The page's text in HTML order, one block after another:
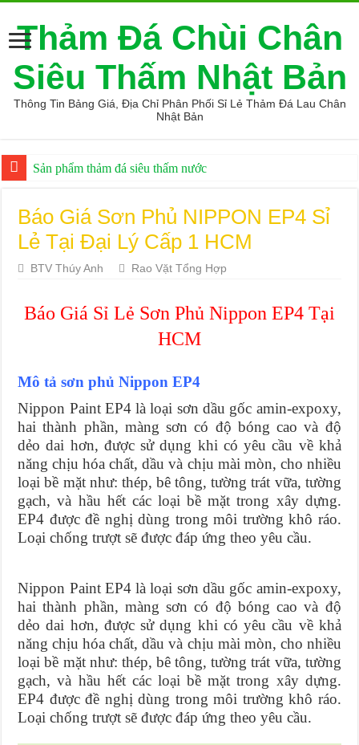
Thảm Đá Chùi Chân
Siêu Thấm Nhật Bản
Thông Tin Bảng Giá, Địa Chỉ Phân Phối Sỉ Lẻ Thảm Đá Lau Chân
Nhật Bản
Sản phẩm thảm đá siêu thấm nước
Top 9 Tiệm vàng uy tín và chất lượng nhất Hải Phòng
Giá thảm đá hàn quốc giá sỉ
Top 9 Mẹo mua hàng online an toàn
Các sản phẩm máy lọc nước 3 vòi tốt được tin dùng
thảm đá xịn đến từ nhật bản giá tốt
Cung cấp thảm đá chùi chân loại tốt
Ở đâu bán thảm đá hút nước loại tốt
Báo Giá Sơn Phủ NIPPON EP4 Sỉ
Lẻ Tại Đại Lý Cấp 1 HCM
BTV Thúy Anh Rao Vặt Tổng Hợp
Báo Giá Sỉ Lẻ Sơn Phủ Nippon EP4 Tại
HCM
Mô tả sơn phủ Nippon EP4
Nippon Paint EP4 là loại sơn dầu gốc amin-expoxy,
hai thành phần, màng sơn có độ bóng cao và độ
dẻo dai hơn, được sử dụng khi có yêu cầu về khả
năng chịu hóa chất, dầu và chịu mài mòn, cho nhiều
loại bề mặt như: thép, bê tông, tường trát vữa, tường
gạch, và hầu hết các loại bề mặt trong xây dựng.
EP4 được đề nghị dùng trong môi trường khô ráo.
Loại chống trượt sẽ được đáp ứng theo yêu cầu.
Nippon Paint EP4 là loại sơn dầu gốc amin-expoxy,
hai thành phần, màng sơn có độ bóng cao và độ
dẻo dai hơn, được sử dụng khi có yêu cầu về khả
năng chịu hóa chất, dầu và chịu mài mòn, cho nhiều
loại bề mặt như: thép, bê tông, tường trát vữa, tường
gạch, và hầu hết các loại bề mặt trong xây dựng.
EP4 được đề nghị dùng trong môi trường khô ráo.
Loại chống trượt sẽ được đáp ứng theo yêu cầu.